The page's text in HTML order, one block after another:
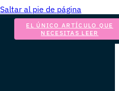
Saltar al pie de página
EL ÚNICO ARTÍCULO QUE
NECESITAS LEER